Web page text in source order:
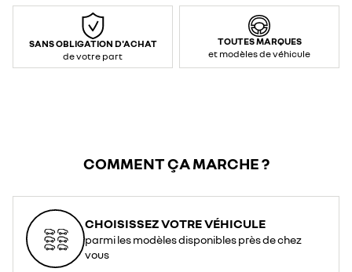
SANS OBLIGATION D'ACHAT
de votre part
TOUTES MARQUES
et modèles de véhicule
COMMENT ÇA MARCHE ?
CHOISISSEZ VOTRE VÉHICULE
parmi les modèles disponibles près de chez
vous